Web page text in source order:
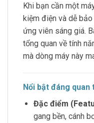
Khi bạn cần một
kiệm điện và dễ
ứng viên sáng giá.
tổng quan về tính
mà dòng máy này
Nổi bật đáng quan
Đặc điểm
gang bền, cánh